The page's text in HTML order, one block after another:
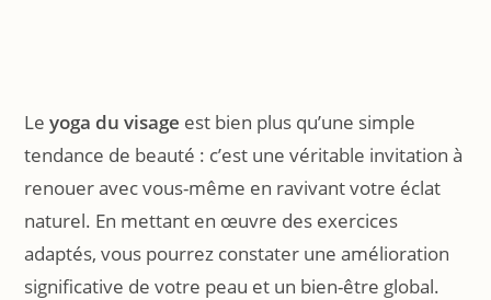
Leyoga du visage est bien plus qu’une simple
tendance de beauté : c’est une véritable invitation à
renouer avec vous-même en ravivant votre éclat
naturel. En mettant en œuvre des exercices
adaptés, vous pourrez constater une amélioration
significative de votre peau et un bien-être global.